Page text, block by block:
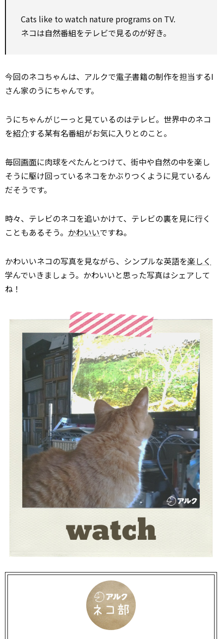
Cats like to watch nature programs on TV.
ネコは自然番組をテレビで見るのが好き。
今回のネコちゃんは、アルクで電子書籍の制作を担当するI
さん家のうにちゃんです。
うにちゃんがじーっと見ているのはテレビ。世界中のネコ
を紹介する某有名番組がお気に入りとのこと。
毎回画面に肉球をぺたんとつけて、街中や自然の中を楽し
そうに駆け回っているネコをかぶりつくように見ているん
だそうです。
時々、テレビのネコを追いかけて、テレビの裏を見に行く
こともあるそう。 かわいいですね。
かわいいネコの写真を見ながら、シンプルな英語を楽しく
学んでいきましょう。かわいいと思った写真はシェアして
ね！